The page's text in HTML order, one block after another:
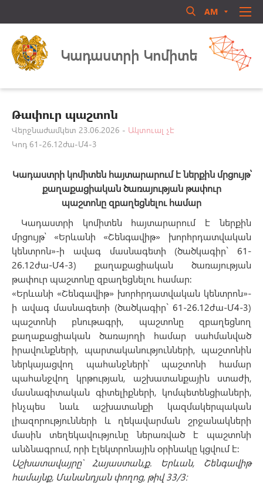
AM
Կադաստրի Կոմիտե
ՏԵՂԵԿԱՏՈՒ
ԳՈՐԾՈՒՆԵՈՒԹՅՈՒՆ
ՀԱՍԱՐԱԿԱԿԱՆ ԽՈՐՀՈՒՐԴ
ԿԱՊ ՄԵԶ ՀԵՏ
Թափուր պաշտոն
Վերջնաժամկետ 23.06.2026 - Ակտուալ չէ
Կոդ 61-26.12ժա-Մ4-3
Կադաստրի կոմիտեն հայտարարում է ներքին մրցույթ՝
քաղաքացիական ծառայության թափուր
պաշտոնըզբաղեցնելու համար
Կադաստրի կոմիտեն հայտարարում է ներքին
մրցույթ՝ «Երևանի «Շենգավիթ» խորհրդատվական
կենտրոն»-ի ավագ մասնագետի (ծածկագիր` 61-
26.12ժա-Մ4-3) քաղաքացիական ծառայության
թափուր պաշտոնը զբաղեցնելու համար:
«Երևանի «Շենգավիթ» խորհրդատվական կենտրոն»-
ի ավագ մասնագետի (ծածկագիր` 61-26.12ժա-Մ4-3)
պաշտոնի բնութագրի, պաշտոնը զբաղեցնող
քաղաքացիական ծառայողի համար սահմանված
իրավունքների, պարտականությունների, պաշտոնին
ներկայացվող պահանջների՝ պաշտոնի համար
պահանջվող կրթության, աշխատանքային ստաժի,
մասնագիտական գիտելիքների, կոմպետենցիաների,
ինչպես նաև աշխատանքի կազմակերպական
լիազորությունների և ղեկավարման շրջանակների
մասին տեղեկավությունը ներառված է պաշտոնի
անձնագրում, որի էլեկտրոնային օրինակը կցվում է:
Աշխատավայրը՝ Հայաստան,ք. Երևան, Շենգավիթ
համայնք, Մանանդյան փողոց, թիվ 33/3:
Մուտք համակարգ
Login